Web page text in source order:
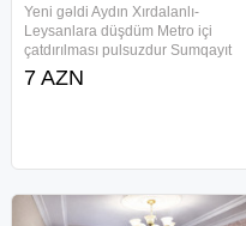
Yeni gəldi Aydın Xırdalanlı-
Leysanlara düşdüm Metro içi
çatdırılması pulsuzdur Sumqayıt
vəRayonlara poçtla çatdırılması
mövcuddur
7 AZN